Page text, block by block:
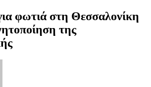
φωτιά στη Θεσσαλονίκη
της